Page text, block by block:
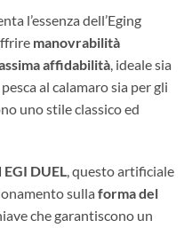
l’essenza dell’Eging
manovrabilità
affidabilità , ideale sia
al calamaro sia per gli
uno stile classico ed
DUEL, questo artificiale
sulla forma del
che garantiscono un